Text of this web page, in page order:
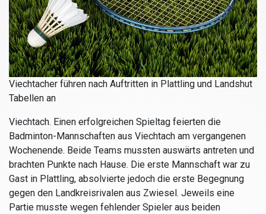
Viechtacher führen nach Auftritten in Plattling und Landshut
Tabellen an
Viechtach. Einen erfolgreichen Spieltag feierten die
Badminton-Mannschaften aus Viechtach am vergangenen
Wochenende. Beide Teams mussten auswärts antreten und
brachten Punkte nach Hause. Die erste Mannschaft war zu
Gast in Plattling, absolvierte jedoch die erste Begegnung
gegen den Landkreisrivalen aus Zwiesel. Jeweils eine
Partie musste wegen fehlender Spieler aus beiden